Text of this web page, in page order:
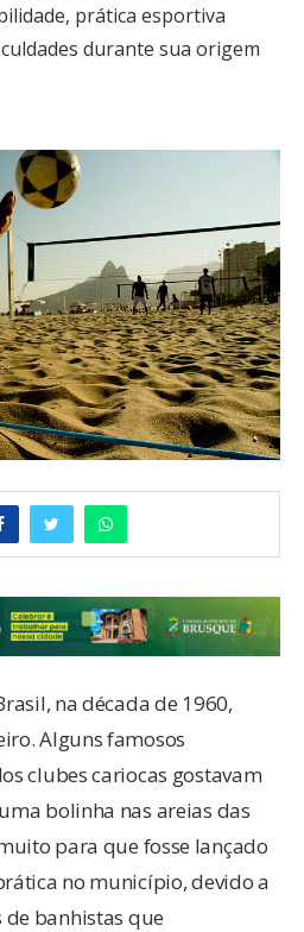
prática esportiva
durante sua origem
na década de 1960,
Alguns famosos
clubes cariocas gostavam
bolinha nas areias das
para que fosse lançado
no município, devido a
banhistas que